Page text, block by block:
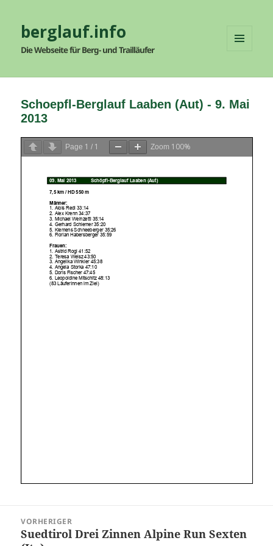
berglauf.info
Die Webseite für Berg- und Trailläufer
WIDGETS
Schoepfl-Berglauf Laaben (Aut) - 9. Mai
2013
Page 1 / 1 Zoom 100%
VORHERIGER
Vorheriger
Suedtirol Drei Zinnen Alpine Run Sexten